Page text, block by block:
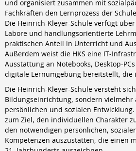
Mechatroniker/-in
und organisiert zusammen mit
Fachkräften den Lernprozess der
Die Heinrich-Kleyer-Schule verfügt
Labore und handlungsorientierte
praktischen Anteil in Unterricht und
Außerdem weist die HKS eine IT-
Ausstattung an Notebooks, Desktop-
digitale Lernumgebung bereitstellt, die
Die Heinrich-Kleyer-Schule versteht
Bildungseinrichtung, sondern vielmehr
persönlichen und sozialen
zum Ziel, den individuellen Charakter
den notwendigen persönlichen,
Kompetenzen auszustatten, die einen